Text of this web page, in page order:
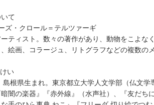
て
ズ・クロール＝テルツァーギ
ティスト。数々の著作があり、動物をこよな
絵画、コラージュ、リトグラフなどの複数の
い
島根県生まれ。東京都立大学人文学部（仏文学
闇の楽器』『赤外線』（水声社）、『友だち